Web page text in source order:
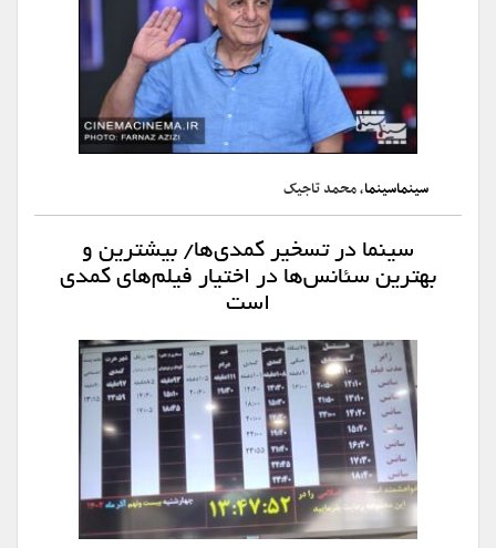
سینماسینما، محمد تاجیک
سینما در تسخیر کمدی‌ها/ بیشترین و
بهترین سئانس‌ها در اختیار فیلم‌های کمدی
است